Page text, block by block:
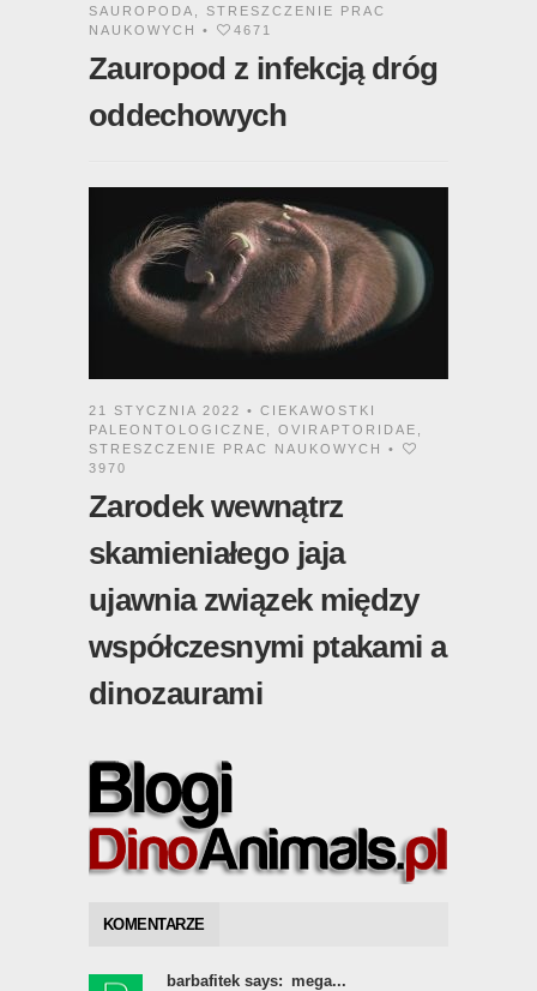
SAUROPODA
STRESZCZENIE PRAC
NAUKOWYCH
• 4671
Zauropod z infekcją dróg
oddechowych
21 STYCZNIA 2022 • CIEKAWOSTKI
PALEONTOLOGICZNE
OVIRAPTORIDAE
STRESZCZENIE PRAC NAUKOWYCH
•
3970
Zarodek wewnątrz
skamieniałego jaja
ujawnia związek między
współczesnymi ptakami a
dinozaurami
KOMENTARZE
barbafitek says: mega...